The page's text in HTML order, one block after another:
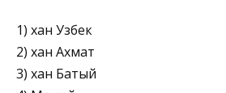
1) хан Узбек
2) хан Ахмат
3) хан Батый